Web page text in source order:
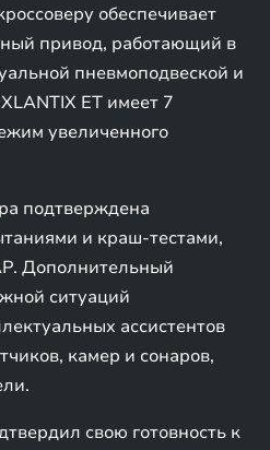
обеспечивает
привод, работающий в
пневмоподвеской и
ET имеет 7
увеличенного
подтверждена
и краш-тестами,
Дополнительный
ситуаций
ассистентов
камер и сонаров,
свою готовность к